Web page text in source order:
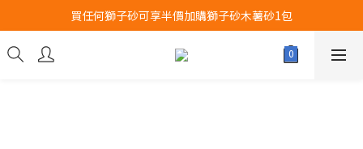
Airbuggy 全線現貨8折！立即點擊火速搶購
買任何獅子砂可享半價加購獅子砂木薯砂1包
Airbuggy 全線現貨8折！立即點擊火速搶購